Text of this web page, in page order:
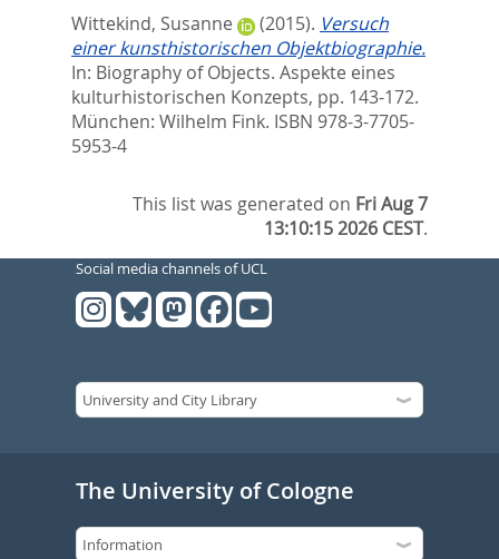
Wittekind, Susanne
(2015). Versuch
einer kunsthistorischen Objektbiographie.
In: Biography of Objects. Aspekte eines
kulturhistorischen Konzepts, pp. 143-172.
München: Wilhelm Fink. ISBN 978-3-7705-
5953-4
This list was generated on Fri Aug 7
13:10:15 2026 CEST.
Social media channels of UCL
The University of Cologne